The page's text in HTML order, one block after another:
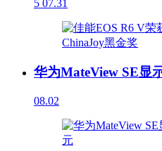
5 07.31
华为MateView SE显
08.02